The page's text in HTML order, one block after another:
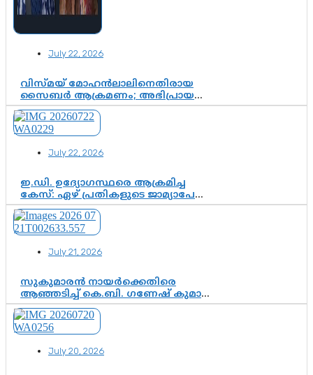
July 22, 2026
വിസ്മയ് മോഹൻലാലിനെതിരായ
സൈബർ ആക്രമണം; അഭിപ്രായ
സ്വാതന്ത്ര്യത്തെ നിശ്ശബ്ദമാക്കുന്ന
ഡിജിറ്റൽ ഗുണ്ടായിസത്തിന് അറുതി
വേണം
July 22, 2026
ഇ.ഡി. ഉദ്യോഗസ്ഥരെ ആക്രമിച്ച
കേസ്: ഏഴ് പ്രതികളുടെ ജാമ്യാപേക്ഷ
വീണ്ടും തള്ളി; അന്വേഷണം തുടരാൻ
കോടതി അനുമതി
July 21, 2026
സുകുമാരൻ നായർക്കെതിരെ
ആഞ്ഞടിച്ച് കെ.ബി. ഗണേഷ് കുമാർ,
വി.ഡി. സതീശന് പൂർണ പിന്തുണ
July 20, 2026